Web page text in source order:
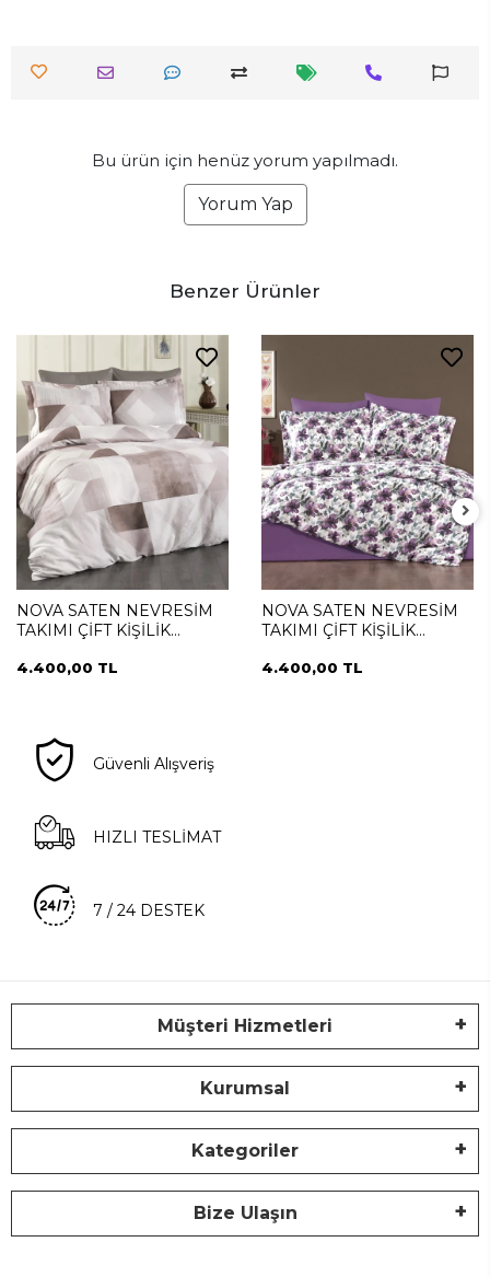
Bu ürün için henüz yorum yapılmadı.
Yorum Yap
Benzer Ürünler
NOVA SATEN NEVRESİM
TAKIMI ÇİFT KİŞİLİK
4.400,00 TL
NOVA SATEN NEVRESİM
TAKIMI ÇİFT KİŞİLİK
4.400,00 TL
Güvenli Alışveriş
HIZLI TESLİMAT
7 / 24 DESTEK
Müşteri Hizmetleri
Kurumsal
Kategoriler
Bize Ulaşın